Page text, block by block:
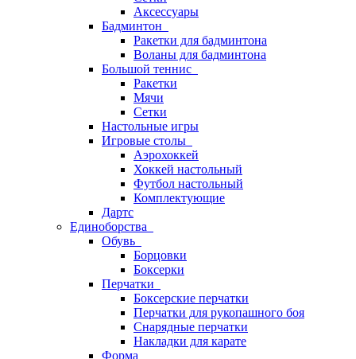
Аксессуары
Бадминтон
Ракетки для бадминтона
Воланы для бадминтона
Большой теннис
Ракетки
Мячи
Сетки
Настольные игры
Игровые столы
Аэрохоккей
Хоккей настольный
Футбол настольный
Комплектующие
Дартс
Единоборства
Обувь
Борцовки
Боксерки
Перчатки
Боксерские перчатки
Перчатки для рукопашного боя
Снарядные перчатки
Накладки для карате
Форма